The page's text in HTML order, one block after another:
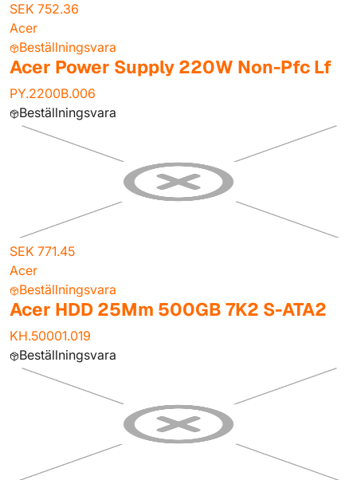
SEK 752.36
Acer
Beställningsvara
Acer Power Supply 220W Non-Pfc Lf
PY.2200B.006
Beställningsvara
SEK 771.45
Acer
Beställningsvara
Acer HDD 25Mm 500GB 7K2 S-ATA2
KH.50001.019
Beställningsvara